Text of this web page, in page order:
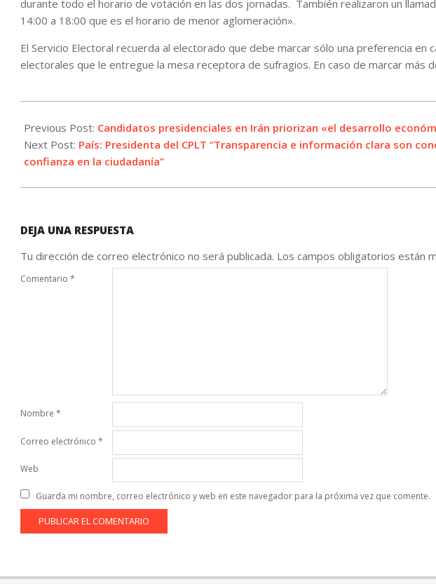
durante todo el horario de votación en las dos jornadas. También realizaron un
14:00 a 18:00 que es el horario de menor aglomeración».
El Servicio Electoral recuerda al electorado que debe marcar sólo una preferencia en
electorales que le entregue la mesa receptora de sufragios. En caso de marcar más
05-
15
Previous Post: Candidatos presidenciales en Irán priorizan «el desarrollo
Next Post: País: Presidenta del CPLT “Transparencia e información clara son
confianza en la ciudadanía”
DEJA UNA RESPUESTA
Tu dirección de correo electrónico no será publicada. Los campos obligatorios están
Comentario *
Nombre *
Correo electrónico *
Web
Guarda mi nombre, correo electrónico y web en este navegador para la próxima vez que comente.